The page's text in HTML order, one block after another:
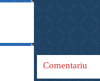
Comentariu